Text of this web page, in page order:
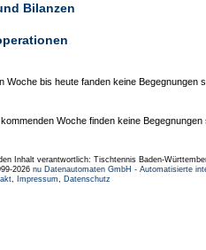
Bilanzen
Woche bis heute fanden keine Begegnungen
Woche finden keine Begegnungen
Inhalt verantwortlich: Tischtennis Baden-
2026 nu Datenautomaten GmbH - Automatisierte
, Impressum, Datenschutz